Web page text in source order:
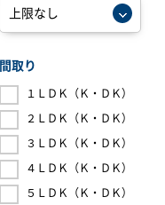
間取り
１ＬＤＫ（Ｋ・ＤＫ）
２ＬＤＫ（Ｋ・ＤＫ）
３ＬＤＫ（Ｋ・ＤＫ）
４ＬＤＫ（Ｋ・ＤＫ）
５ＬＤＫ（Ｋ・ＤＫ）